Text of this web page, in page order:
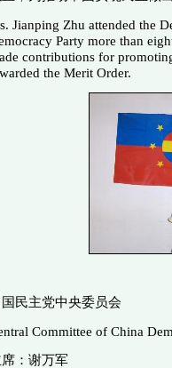
Jianping Zhu attended the
Party more than
contributions for
the Merit Order.
民主党中央委员会
Committee of China
席：谢万军